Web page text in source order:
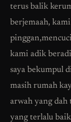
terus balik
berjemaah,
kami adik
saya bekumpul
masih rumah
arwah yang
yang terlalu